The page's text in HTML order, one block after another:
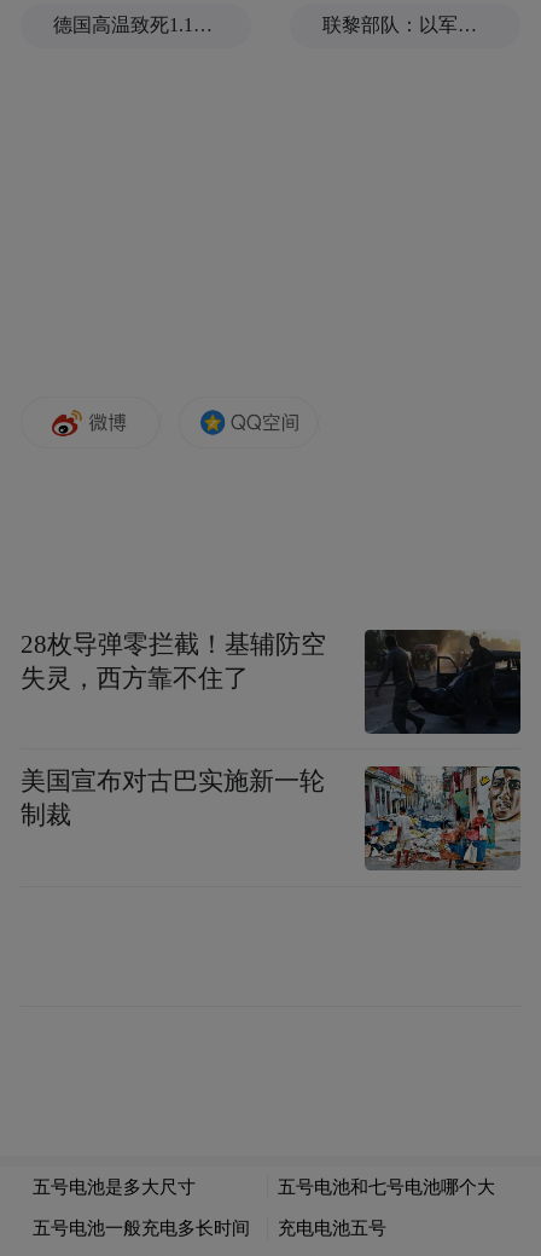
德国高温致死1.19万人，为2016年来最高纪录 联黎部队：以军单日向黎发射113枚炮弹
28枚导弹零拦截！基辅防空
失灵，西方靠不住了
美国宣布对古巴实施新一轮
制裁